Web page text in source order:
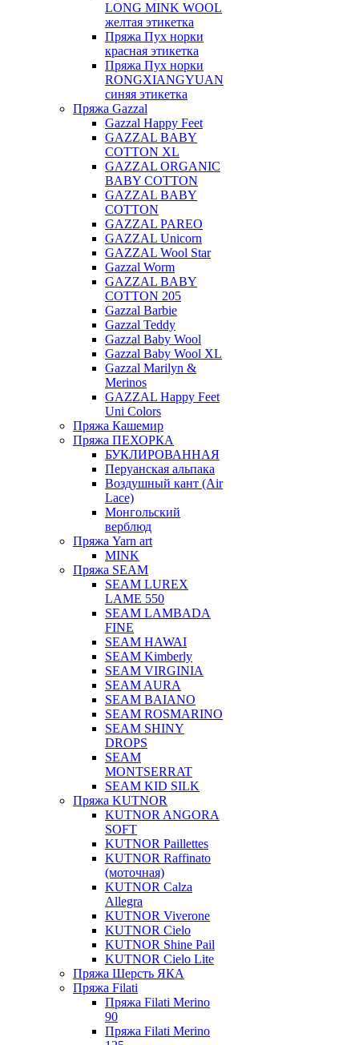
LONG MINK WOOL
желтая этикетка
Пряжа Пух норки
красная этикетка
Пряжа Пух норки
RONGXIANGYUAN
синяя этикетка
Пряжа Gazzal
Gazzal Happy Feet
GAZZAL BABY
COTTON XL
GAZZAL ORGANIC
BABY COTTON
GAZZAL BABY
COTTON
GAZZAL PAREO
GAZZAL Unicorn
GAZZAL Wool Star
Gazzal Worm
GAZZAL BABY
COTTON 205
Gazzal Barbie
Gazzal Teddy
Gazzal Baby Wool
Gazzal Baby Wool XL
Gazzal Marilyn &
Merinos
GAZZAL Happy Feet
Uni Colors
Пряжа Кашемир
Пряжа ПЕХОРКА
БУКЛИРОВАННАЯ
Перуанская альпака
Воздушный кант (Air
Lace)
Монгольский
верблюд
Пряжа Yarn art
MINK
Пряжа SEAM
SEAM LUREX
LAME 550
SEAM LAMBADA
FINE
SEAM HAWAI
SEAM Kimberly
SEAM VIRGINIA
SEAM AURA
SEAM BAIANO
SEAM ROSMARINO
SEAM SHINY
DROPS
SEAM
MONTSERRAT
SEAM KID SILK
Пряжа KUTNOR
KUTNOR ANGORA
SOFT
KUTNOR Paillettes
KUTNOR Raffinato
(моточная)
KUTNOR Calza
Allegra
KUTNOR Viverone
KUTNOR Cielo
KUTNOR Shine Pail
KUTNOR Cielo Lite
Пряжа Шерсть ЯКА
Пряжа Filati
Пряжа Filati Merino
90
Пряжа Filati Merino